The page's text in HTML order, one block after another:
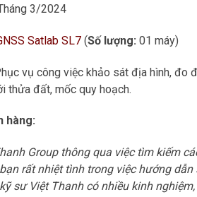
3/2024
Satlab SL7 (Số lượng: 01 máy)
vụ công việc khảo sát địa hình, đo
thửa đất, mốc quy hoạch.
hàng:
Group thông qua việc tìm kiếm
rất nhiệt tình trong việc hướng dẫn
sư Việt Thanh có nhiều kinh